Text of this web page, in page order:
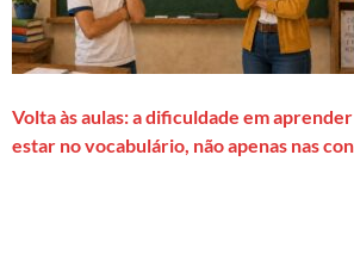
Volta às aulas: a dificuldade em
estar no vocabulário, não apenas nas